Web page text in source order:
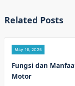
Related Posts
May 16, 2025
Fungsi dan
Motor